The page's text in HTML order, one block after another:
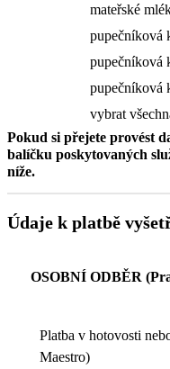
mateřské
pupečníková
pupečníková
pupečníková
vybrat
Pokud si přejete provést
balíčku poskytovaných
níže.
Údaje k platbě
OSOBNÍ ODBĚR
Platba v hotovosti
Maestro)